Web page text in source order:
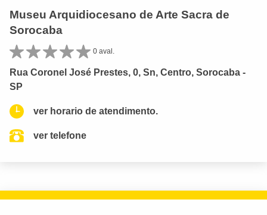
Museu Arquidiocesano de Arte Sacra de
Sorocaba
0 aval.
Rua Coronel José Prestes, 0, Sn, Centro, Sorocaba -
SP
ver horario de atendimento.
ver telefone